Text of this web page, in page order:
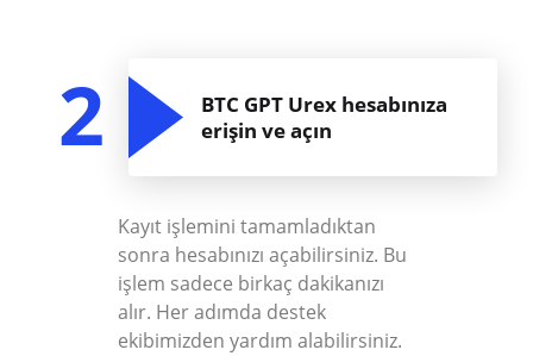
2
BTC GPT Urex hesabınıza
erişin ve açın
Kayıt işlemini tamamladıktan
sonra hesabınızı açabilirsiniz. Bu
işlem sadece birkaç dakikanızı
alır. Her adımda destek
ekibimizden yardım alabilirsiniz.